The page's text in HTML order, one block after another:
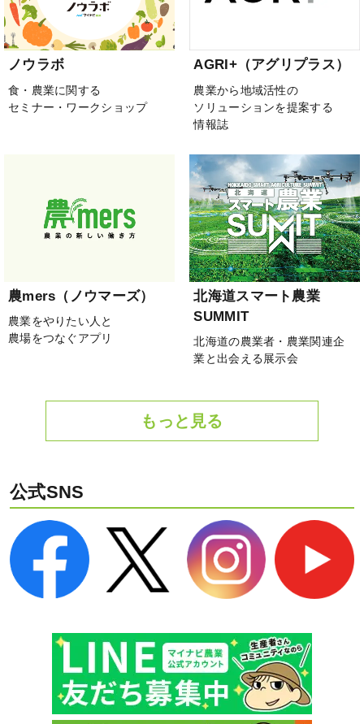
ノウラボ
食・農業に関する
セミナー・ワークショップ
AGRI+（アグリプラス）
農業から地域活性の
ソリューションを提案する
情報誌
農mers（ノウマーズ）
農業をやりたい人と
農場をつなぐアプリ
北海道スマート農業
SUMMIT
北海道の農業者・農業関連企
業と出会える展示会
もっと見る
公式SNS